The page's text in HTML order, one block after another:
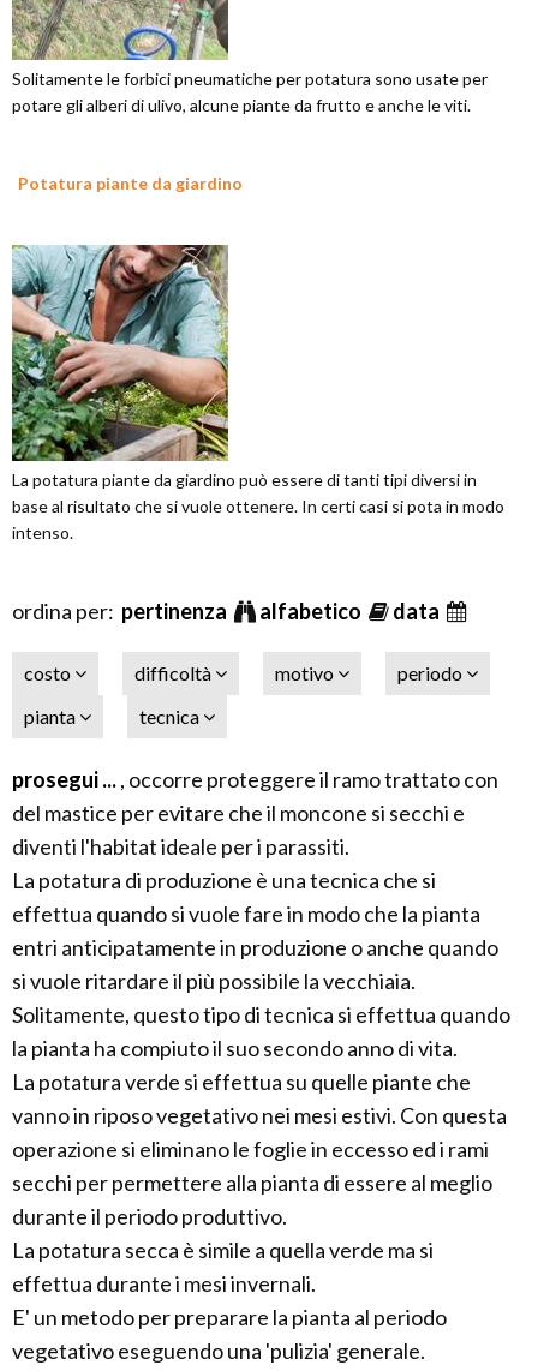
Solitamente le forbici pneumatiche per potatura sono usate per
potare gli alberi di ulivo, alcune piante da frutto e anche le viti.
Potatura piante da giardino
La potatura piante da giardino può essere di tanti tipi diversi in
base al risultato che si vuole ottenere. In certi casi si pota in modo
intenso.
ordina per: pertinenza alfabetico data
costo difficoltà motivo
periodo
pianta
tecnica
prosegui ..., occorre proteggere il ramo trattato con
del mastice per evitare che il moncone si secchi e
diventi l'habitat ideale per i parassiti.
La potatura di produzione è una tecnica che si
effettua quando si vuole fare in modo che la pianta
entri anticipatamente in produzione o anche quando
si vuole ritardare il più possibile la vecchiaia.
Solitamente, questo tipo di tecnica si effettua quando
la pianta ha compiuto il suo secondo anno di vita.
La potatura verde si effettua su quelle piante che
vanno in riposo vegetativo nei mesi estivi. Con questa
operazione si eliminano le foglie in eccesso ed i rami
secchi per permettere alla pianta di essere al meglio
durante il periodo produttivo.
La potatura secca è simile a quella verde ma si
effettua durante i mesi invernali.
E' un metodo per preparare la pianta al periodo
vegetativo eseguendo una 'pulizia' generale.